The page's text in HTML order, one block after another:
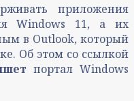
приложения
Windows 11, а их
в Outlook, который
Об этом со ссылкой
портал Windows